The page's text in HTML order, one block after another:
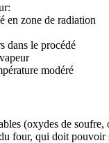
en zone de radiation
dans le procédé
modéré
(oxydes de
four, qui doit